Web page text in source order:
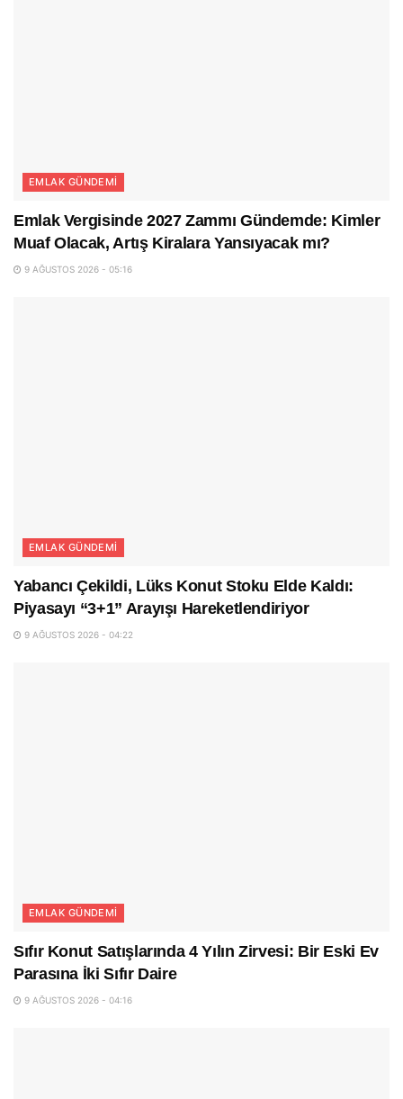
EMLAK GÜNDEMI
Emlak Vergisinde 2027 Zammı Gündemde: Kimler
Muaf Olacak, Artış Kiralara Yansıyacak mı?
9 AĞUSTOS 2026 - 05:16
EMLAK GÜNDEMI
Yabancı Çekildi, Lüks Konut Stoku Elde Kaldı:
Piyasayı “3+1” Arayışı Hareketlendiriyor
9 AĞUSTOS 2026 - 04:22
EMLAK GÜNDEMI
Sıfır Konut Satışlarında 4 Yılın Zirvesi: Bir Eski Ev
Parasına İki Sıfır Daire
9 AĞUSTOS 2026 - 04:16